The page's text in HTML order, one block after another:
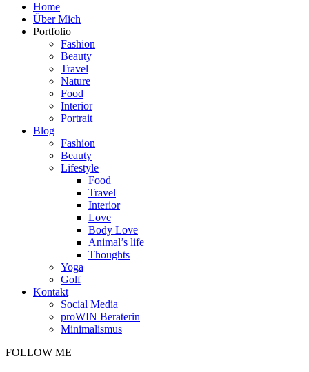
Home
Über Mich
Portfolio
Fashion
Beauty
Travel
Nature
Food
Interior
Portrait
Blog
Fashion
Beauty
Lifestyle
Food
Travel
Interior
Love
Body Love
Animal’s life
Thoughts
Yoga
Golf
Kontakt
Social Media
proWIN Beraterin
Minimalismus
FOLLOW ME